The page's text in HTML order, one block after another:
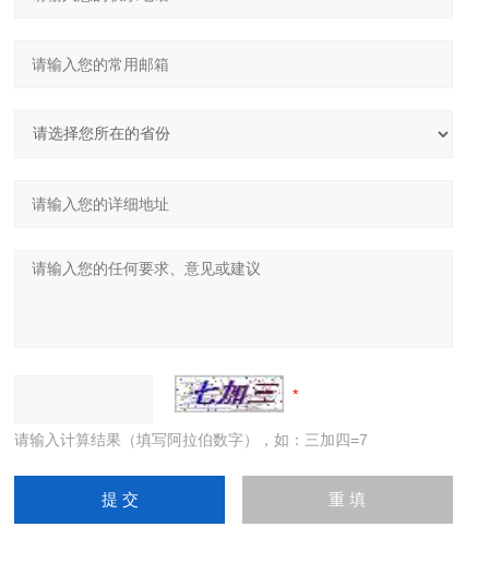
请输入计算结果（填写阿拉伯数字），如：三加四=7